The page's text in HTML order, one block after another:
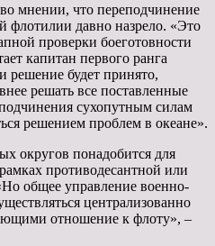
мнении, что переподчинение
флотилии давно назрело. «Это
проверки боеготовности
капитан первого ранга
решение будет принято,
решать все поставленные
сухопутным силам
решением проблем в океане».
округов понадобится для
противодесантной или
общее управление военно-
централизованно
отношение к флоту», –